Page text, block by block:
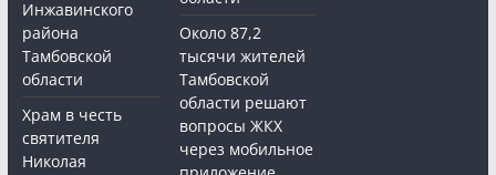
Инжавинского
района
Тамбовской
области
Храм в честь
святителя
Николая
Около 87,2
тысячи жителей
Тамбовской
области решают
вопросы ЖКХ
через мобильное